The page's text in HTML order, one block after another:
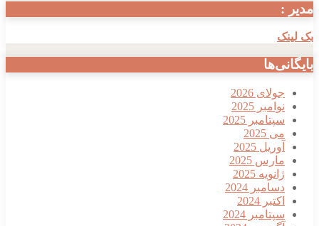
مدیر :
بک لینک
بایگانی‌ها
جولای 2026
نوامبر 2025
سپتامبر 2025
می 2025
آوریل 2025
مارس 2025
ژانویه 2025
دسامبر 2024
اکتبر 2024
سپتامبر 2024